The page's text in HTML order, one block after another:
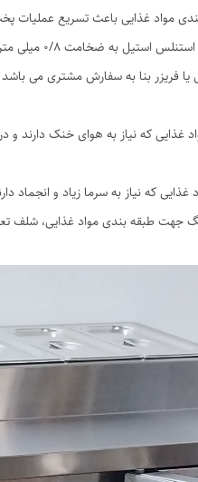
مواد غذایی باعث تسریع عملیات
متر و لگن آن از نوع استیل نگیر می باشد.
فریزر بنا به سفارش مشتری می باشد
غذایی که نیاز به هوای خنک
غذایی که نیاز به سرما زیاد و
جهت طبقه بندی مواد غذایی، شلف